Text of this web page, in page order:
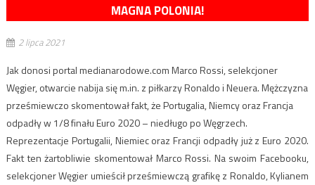
MAGNA POLONIA!
2 lipca 2021
Jak donosi portal medianarodowe.com Marco Rossi, selekcjoner
Węgier, otwarcie nabija się m.in. z piłkarzy Ronaldo i Neuera. Mężczyzna
prześmiewczo skomentował fakt, że Portugalia, Niemcy oraz Francja
odpadły w 1/8 finału Euro 2020 – niedługo po Węgrzech.
Reprezentacje Portugalii, Niemiec oraz Francji odpadły już z Euro 2020.
Fakt ten żartobliwie skomentował Marco Rossi. Na swoim Facebooku,
selekcjoner Węgier umieścił prześmiewczą grafikę z Ronaldo, Kylianem